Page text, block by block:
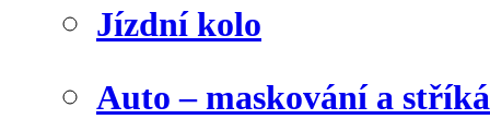
Jízdní kolo
Auto – maskování a